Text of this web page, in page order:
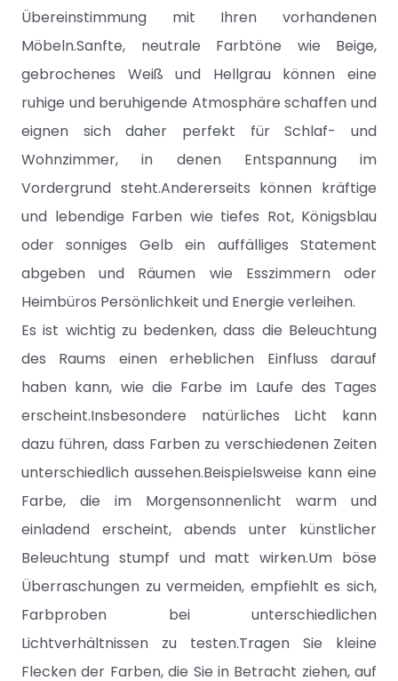
Übereinstimmung mit Ihren vorhandenen
Möbeln.Sanfte, neutrale Farbtöne wie Beige,
gebrochenes Weiß und Hellgrau können eine
ruhige und beruhigende Atmosphäre schaffen und
eignen sich daher perfekt für Schlaf- und
Wohnzimmer, in denen Entspannung im
Vordergrund steht.Andererseits können kräftige
und lebendige Farben wie tiefes Rot, Königsblau
oder sonniges Gelb ein auffälliges Statement
abgeben und Räumen wie Esszimmern oder
Heimbüros Persönlichkeit und Energie verleihen.
Es ist wichtig zu bedenken, dass die Beleuchtung
des Raums einen erheblichen Einfluss darauf
haben kann, wie die Farbe im Laufe des Tages
erscheint.Insbesondere natürliches Licht kann
dazu führen, dass Farben zu verschiedenen Zeiten
unterschiedlich aussehen.Beispielsweise kann eine
Farbe, die im Morgensonnenlicht warm und
einladend erscheint, abends unter künstlicher
Beleuchtung stumpf und matt wirken.Um böse
Überraschungen zu vermeiden, empfiehlt es sich,
Farbproben bei unterschiedlichen
Lichtverhältnissen zu testen.Tragen Sie kleine
Flecken der Farben, die Sie in Betracht ziehen, auf